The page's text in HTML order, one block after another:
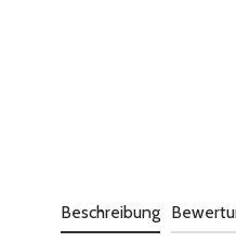
Beschreibung